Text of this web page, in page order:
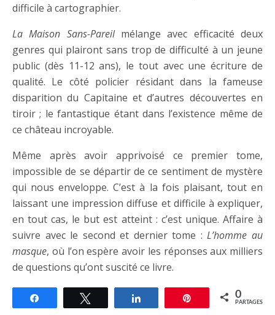
difficile à cartographier.
La Maison Sans-Pareilmélange avec efficacité deux
genres qui plairont sans trop de difficulté à un jeune
public (dès 11-12 ans), le tout avec une écriture de
qualité. Le côté policier résidant dans la fameuse
disparition du Capitaine et d’autres découvertes en
tiroir ; le fantastique étant dans l’existence même de
ce château incroyable.
Même après avoir apprivoisé ce premier tome,
impossible de se départir de ce sentiment de mystère
qui nous enveloppe. C’est à la fois plaisant, tout en
laissant une impression diffuse et difficile à expliquer,
en tout cas, le but est atteint : c’est unique. Affaire à
suivre avec le second et dernier tome :L’homme au
masque, où l’on espère avoir les réponses aux milliers
de questions qu’ont suscité ce livre.
Épingle 0
PARTAGES